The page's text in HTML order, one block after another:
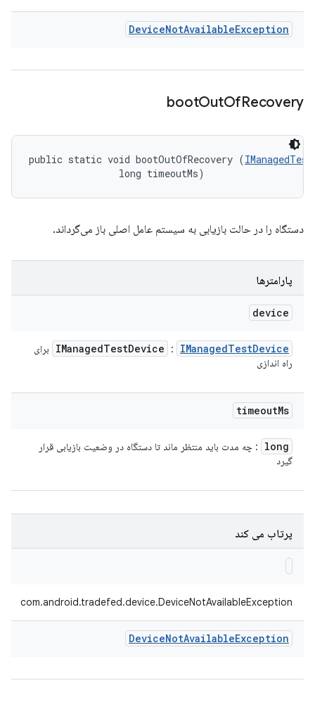
DeviceNotAvailableException
bootOutOfRecovery
public static void bootOutOfRecovery (
                long timeoutMs)
دستگاه را در حالت بازیابی به سیستم عامل اصلی باز می‌گرداند.
پارامترها
device
IManagedTestDevice : IManagedTestDevice
برای
راه اندازی
timeoutMs
long
: چه مدت باید منتظر ماند تا دستگاه در وضعیت بازیابی قرار
گیرد
پرتاب می کند
com.android.tradefed.device.DeviceNotAvailableException
DeviceNotAvailableException